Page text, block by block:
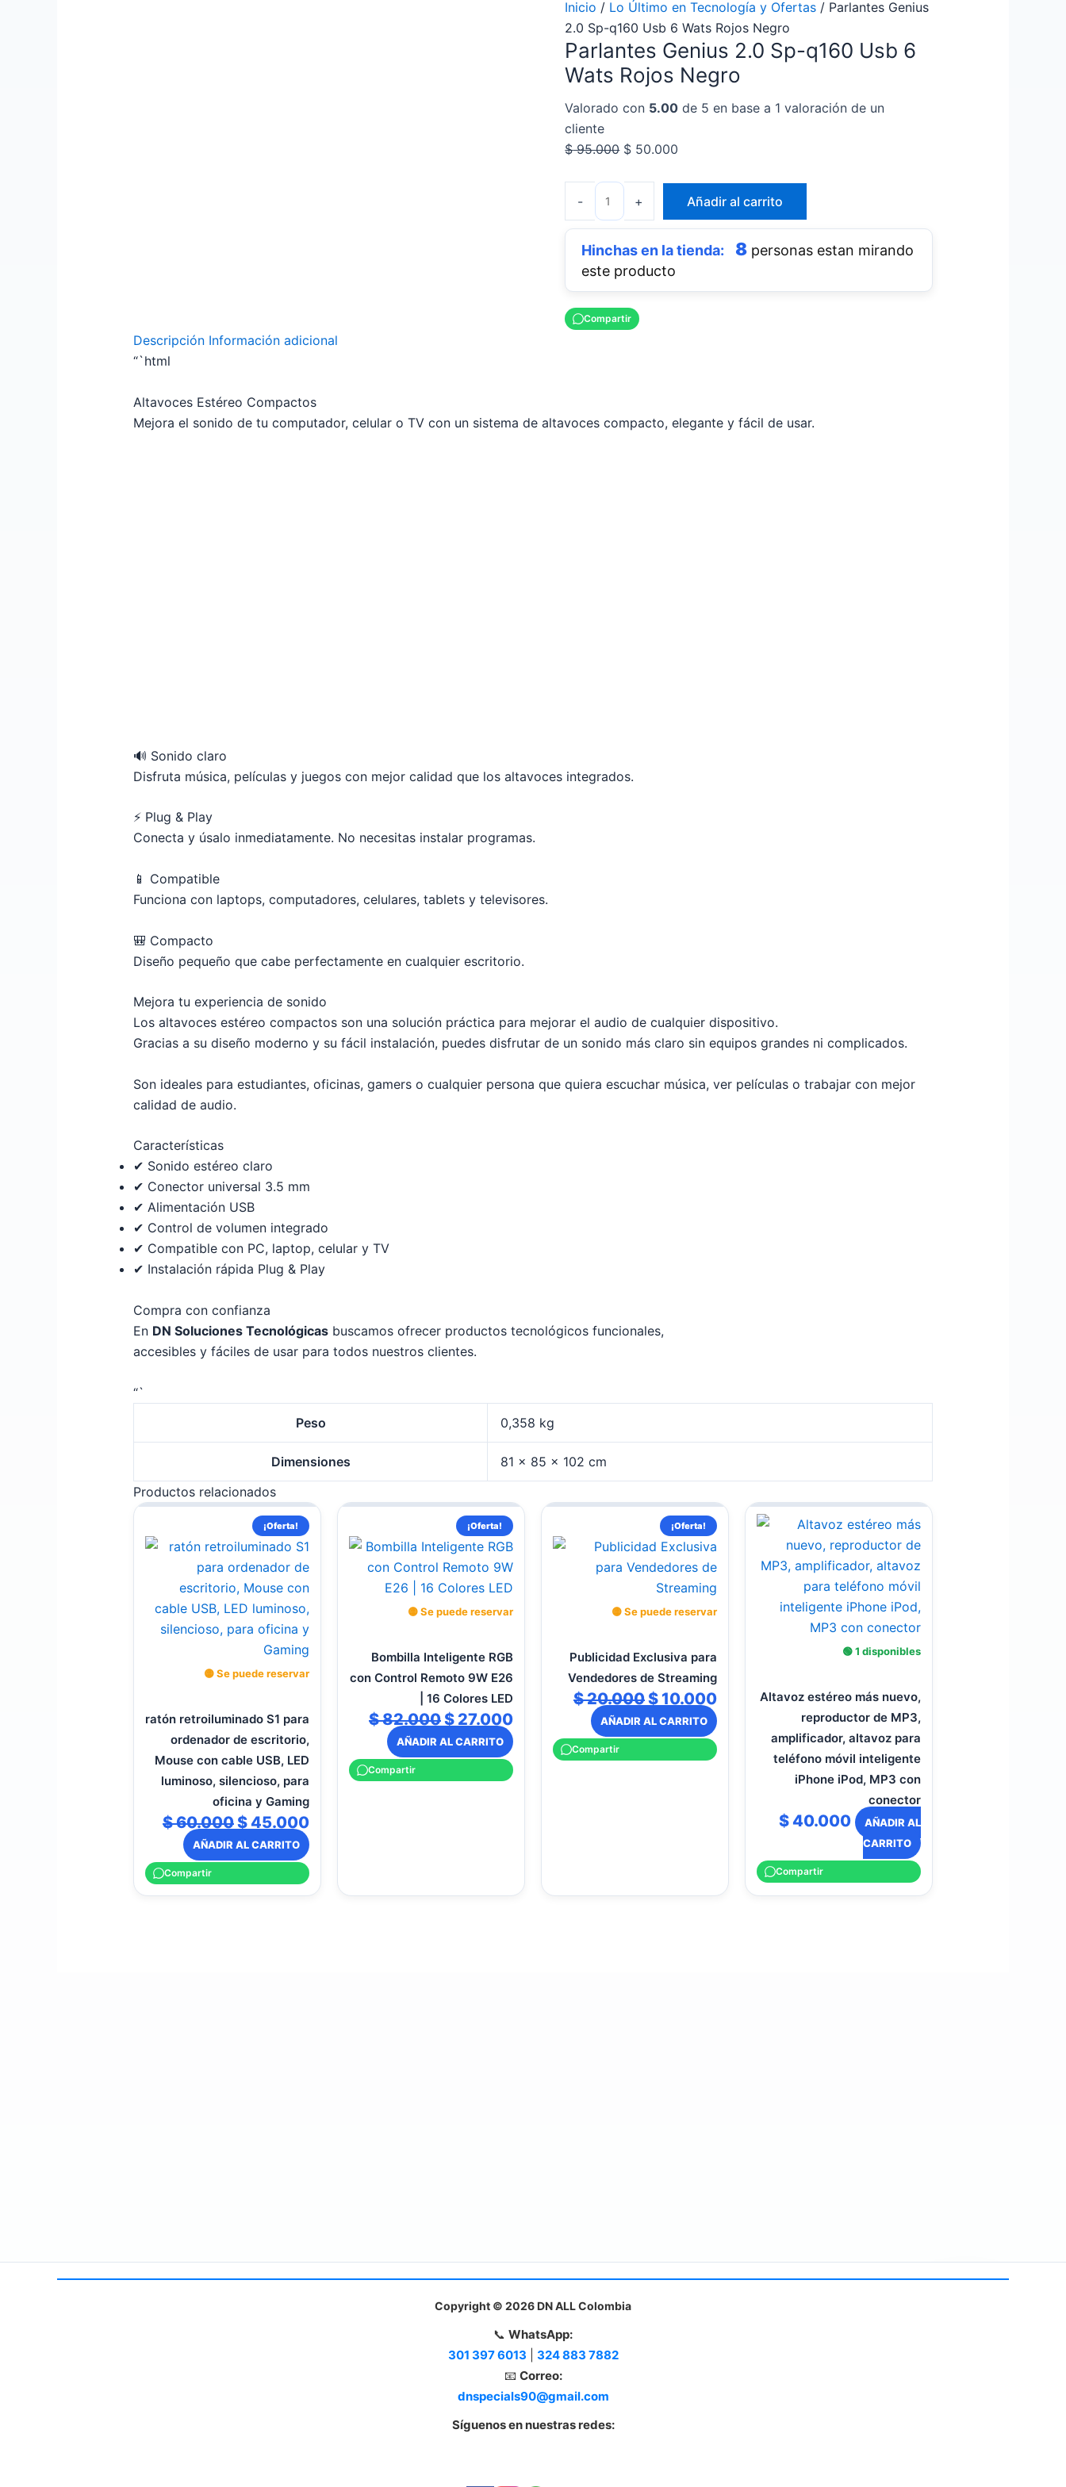
Inicio / Lo Último en Tecnología y Ofertas / Parlantes Genius
2.0 Sp-q160 Usb 6 Wats Rojos Negro
Parlantes Genius 2.0 Sp-q160 Usb 6
Wats Rojos Negro
Valorado con 5.00 de 5 en base a 1 valoración de un
cliente
$95.000 $ 50.000
- + Añadir al carrito
8 personas estan mirando
este producto
Compartir
Descripción Información adicional
“`html
Altavoces Estéreo Compactos
Mejora el sonido de tu computador, celular o TV con un sistema de altavoces compacto, elegante y fácil de usar.
🔊 Sonido claro
Disfruta música, películas y juegos con mejor calidad que los altavoces integrados.
⚡ Plug & Play
Conecta y úsalo inmediatamente. No necesitas instalar programas.
📱 Compatible
Funciona con laptops, computadores, celulares, tablets y televisores.
🎒 Compacto
Diseño pequeño que cabe perfectamente en cualquier escritorio.
Mejora tu experiencia de sonido
Los altavoces estéreo compactos son una solución práctica para mejorar el audio de cualquier dispositivo.
Gracias a su diseño moderno y su fácil instalación, puedes disfrutar de un sonido más claro sin equipos grandes ni complicados.
Son ideales para estudiantes, oficinas, gamers o cualquier persona que quiera escuchar música, ver películas o trabajar con mejor
calidad de audio.
Características
✔ Sonido estéreo claro
✔ Conector universal 3.5 mm
✔ Alimentación USB
✔ Control de volumen integrado
✔ Compatible con PC, laptop, celular y TV
✔ Instalación rápida Plug & Play
Compra con confianza
En DN Soluciones Tecnológicas buscamos ofrecer productos tecnológicos funcionales,
accesibles y fáciles de usar para todos nuestros clientes.
“`
Peso
0,358 kg
Dimensiones
81 × 85 × 102 cm
Productos relacionados
¡Oferta!
🟡 Se puede reservar
ratón retroiluminado S1 para
ordenador de escritorio,
Mouse con cable USB, LED
luminoso, silencioso, para
oficina y Gaming
$60.000
El
precio
original
era:
$ 60.000.
$ 45.000
El
precio
actual
es:
$ 45.000.
AÑADIR AL CARRITO
Compartir
¡Oferta!
🟡 Se puede reservar
Bombilla Inteligente RGB
con Control Remoto 9W E26
| 16 Colores LED
$82.000
El
precio
original
era:
$ 82.000.
$ 27.000
El
precio
actual
AÑADIR AL CARRITO
Compartir
¡Oferta!
🟡 Se puede reservar
Publicidad Exclusiva para
Vendedores de Streaming
$20.000
El
precio
original
era:
$ 20.000.
$ 10.000
El
precio
es:
AÑADIR AL CARRITO
Compartir
🟢 1 disponibles
Altavoz estéreo más nuevo,
reproductor de MP3,
amplificador, altavoz para
teléfono móvil inteligente
iPhone iPod, MP3 con
conector
$ 40.000
AÑADIR AL
CARRITO
Compartir
Copyright © 2026 DN ALL Colombia
📞 WhatsApp:
301 397 6013
324 883 7882
📧 Correo:
dnspecials90@gmail.com
Síguenos en nuestras redes: